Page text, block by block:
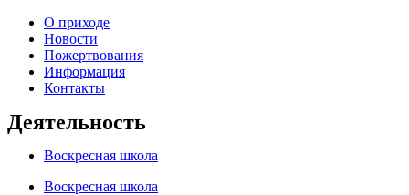
О приходе
Новости
Пожертвования
Информация
Контакты
Деятельность
Воскресная школа
Воскресная школа